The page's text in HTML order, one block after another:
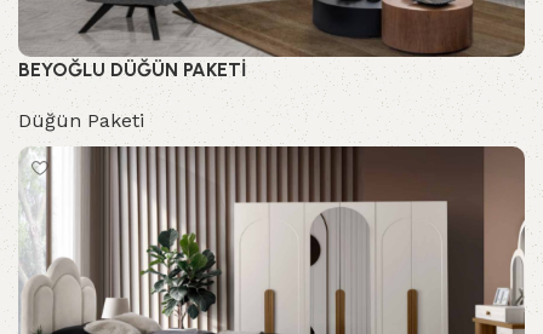
BEYOĞLU DÜĞÜN PAKETİ
Düğün Paketi